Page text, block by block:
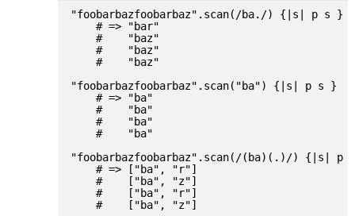
"foobarbazfoobarbaz".scan(/ba./) {|s| p s }
    # => "bar"
    #    "baz"
    #    "baz"
    #    "baz"
"foobarbazfoobarbaz".scan("ba") {|s| p s }
    # => "ba"
    #    "ba"
    #    "ba"
    #    "ba"
"foobarbazfoobarbaz".scan(/(ba)(.)/) {|s| p
    # => ["ba", "r"]
    #    ["ba", "z"]
    #    ["ba", "r"]